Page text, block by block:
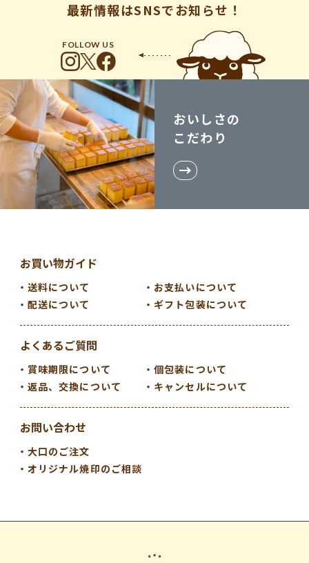
最新情報はSNSでお知らせ！
FOLLOW US
おいしさの
こだわり
お買い物ガイド
送料について
お支払いについて
配送について
ギフト包装について
よくあるご質問
賞味期限について
個包装について
返品、交換について
キャンセルについて
お問い合わせ
大口のご注文
オリジナル焼印のご相談